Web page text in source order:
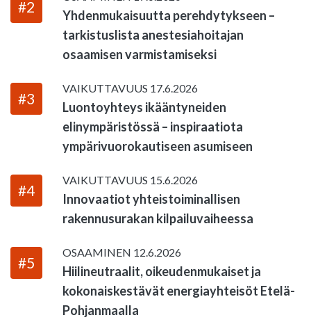
#2
Yhdenmukaisuutta perehdytykseen –
tarkistuslista anestesiahoitajan
osaamisen varmistamiseksi
#3
VAIKUTTAVUUS 17.6.2026
Luontoyhteys ikääntyneiden
elinympäristössä – inspiraatiota
ympärivuorokautiseen asumiseen
#4
VAIKUTTAVUUS 15.6.2026
Innovaatiot yhteistoiminallisen
rakennusurakan kilpailuvaiheessa
#5
OSAAMINEN 12.6.2026
Hiilineutraalit, oikeudenmukaiset ja
kokonaiskestävät energiayhteisöt Etelä-
Pohjanmaalla